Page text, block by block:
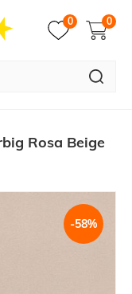
0 0
Rosa Beige
-58%